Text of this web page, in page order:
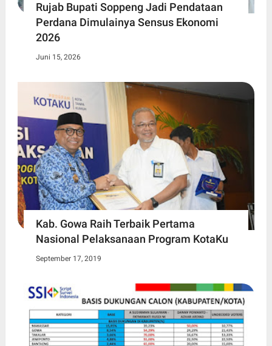
Rujab Bupati Soppeng Jadi Pendataan
Perdana Dimulainya Sensus Ekonomi
2026
Juni 15, 2026
Kab. Gowa Raih Terbaik Pertama
Nasional Pelaksanaan Program KotaKu
September 17, 2019